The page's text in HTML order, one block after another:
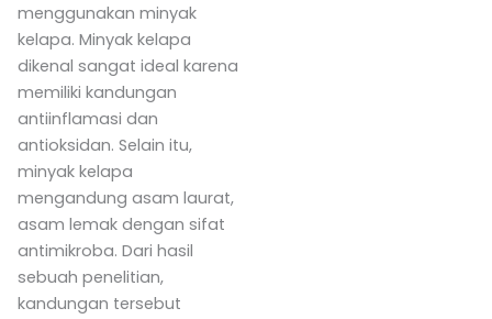
menggunakan minyak
kelapa. Minyak kelapa
dikenal sangat ideal karena
memiliki kandungan
antiinflamasi dan
antioksidan. Selain itu,
minyak kelapa
mengandung asam laurat,
asam lemak dengan sifat
antimikroba. Dari hasil
sebuah penelitian,
kandungan tersebut